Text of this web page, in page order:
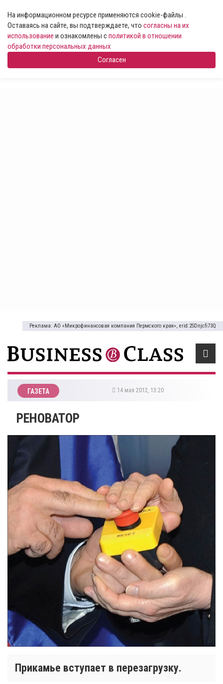
На информационном ресурсе применяются cookie-файлы .
Оставаясь на сайте, вы подтверждаете, что согласны на их
использование и ознакомлены сполитикой в отношении
обработки персональных данных
Согласен
Реклама: АО «Микрофинансовая компания Пермского края», erid:2SDnjcfi73Q
ГАЗЕТА 14 мая 2012, 13:20
РЕНОВАТОР
Прикамье вступает в перезагрузку.